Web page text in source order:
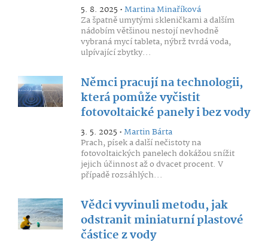
5. 8. 2025 •Martina Minaříková
Za špatně umytými skleničkami a dalším
nádobím většinou nestojí nevhodně
vybraná mycí tableta, nýbrž tvrdá voda,
ulpívající zbytky...
Němci pracují na technologii,
která pomůže vyčistit
fotovoltaické panely i bez vody
3. 5. 2025 •Martin Bárta
Prach, písek a další nečistoty na
fotovoltaických panelech dokážou snížit
jejich účinnost až o dvacet procent. V
případě rozsáhlých...
Vědci vyvinuli metodu, jak
odstranit miniaturní plastové
částice z vody